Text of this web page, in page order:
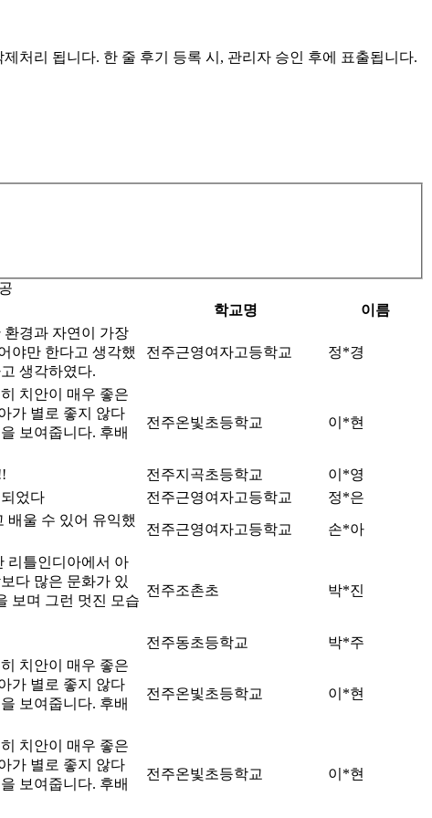
처리 됩니다. 한 줄 후기 등록 시, 관리자 승인 후에 표출됩니다.
학교명 이름
경과 자연이 가장
야만 한다고 생각했
생각하였다.
전주근영여자고등학교 정*경
치안이 매우 좋은
가 별로 좋지 않다
보여줍니다. 후배
전주온빛초등학교 이*현
전주지곡초등학교
이*영
었다 전주근영여자고등학교 정*은
배울 수 있어 유익했
전주근영여자고등학교 손*아
리틀인디아에서 아
다 많은 문화가 있
보며 그런 멋진 모습
전주조촌초 박*진
전주동초등학교 박*주
치안이 매우 좋은
가 별로 좋지 않다
보여줍니다. 후배
전주온빛초등학교 이*현
치안이 매우 좋은
가 별로 좋지 않다
보여줍니다. 후배
전주온빛초등학교 이*현